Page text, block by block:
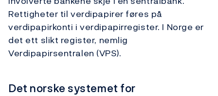
Rettigheter til verdipapirer føres på
verdipapirkonti i verdipapirregister. I Norge er
det ett slikt register, nemlig
Verdipapirsentralen (VPS).
Det norske systemet for